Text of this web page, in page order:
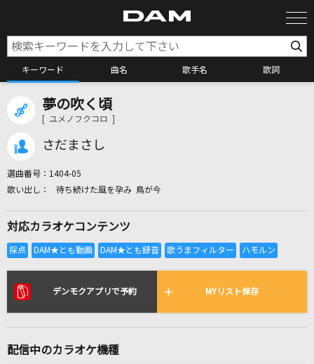
キーワード 曲名 歌手名 歌詞
全国りれき
リアルタイムで歌われている曲の一覧
夢の吹く頃
[ ユメノフクコロ ]
さだまさし
選曲番号： 1404-05
待ち続けた風を孕み 鳥が今
対応カラオケコンテンツ
デンモクアプリで予約 MYリスト保存
配信中のカラオケ機種